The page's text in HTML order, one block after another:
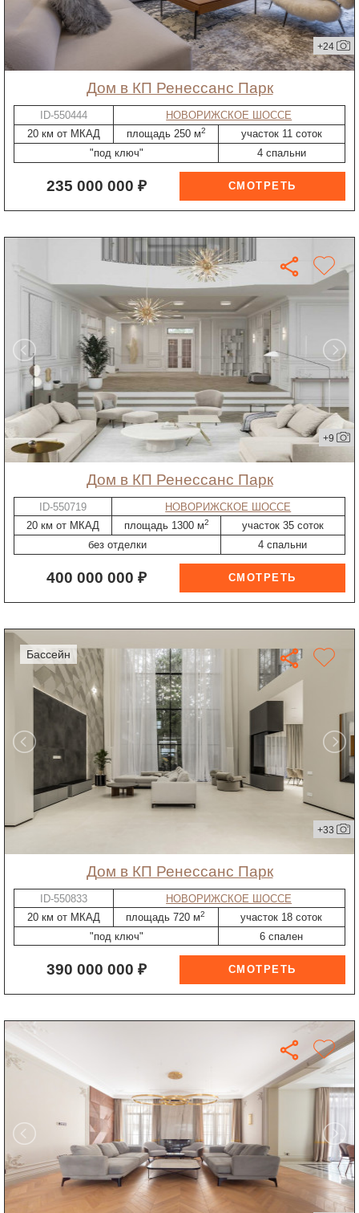
+24
дом в КП Ренессанс Парк
ID-550444
НОВОРИЖСКОЕ ШОССЕ
20 км от МКАД
площадь 250 м2
участок 11 соток
"под ключ"
4 спальни
235 000 000 ₽
+9
дом в КП Ренессанс Парк
ID-550719
НОВОРИЖСКОЕ ШОССЕ
20 км от МКАД
площадь 1300 м2
участок 35 соток
без отделки
4 спальни
400 000 000 ₽
бассейн
+33
дом в КП Ренессанс Парк
ID-550833
НОВОРИЖСКОЕ ШОССЕ
20 км от МКАД
площадь 720 м2
участок 18 соток
"под ключ"
6 спален
390 000 000 ₽